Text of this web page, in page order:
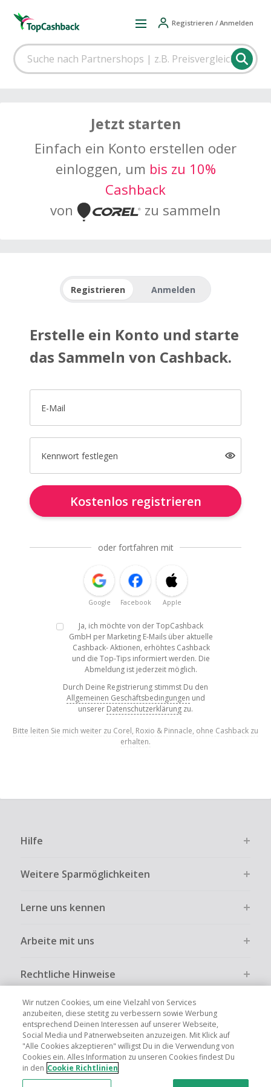
Registrieren / Anmelden
Jetzt starten
Einfach ein Konto erstellen oder
einloggen, um bis zu 10%
Cashback
von
zu sammeln
Registrieren Anmelden
Erstelle ein Konto und starte
das Sammeln von Cashback.
E-Mail
Kennwort festlegen
Kostenlos registrieren
oder fortfahren mit
Google Facebook Apple
Ja, ich möchte von der TopCashback
GmbH per Marketing E-Mails über aktuelle
Cashback- Aktionen, erhöhtes Cashback
und die Top-Tips informiert werden. Die
Abmeldung ist jederzeit möglich.
Durch Deine Registrierung stimmst Du den
Allgemeinen Geschäftsbedingungen und
unserer Datenschutzerklärung zu.
Bitte leiten Sie mich weiter zu Corel, Roxio & Pinnacle, ohne Cashback zu
erhalten.
Hilfe
Weitere Sparmöglichkeiten
Lerne uns kennen
Arbeite mit uns
Rechtliche Hinweise
Globale Websites UK US CN JP FR AU IT
Wir nutzen Cookies, um eine Vielzahl von Services
anzubeiten, diese stetitg zu verbessern sowie Werbung
entsprechend Deinen Interessen auf unserer Webseite,
Social Media und Patnerwebseiten anzuzeigen. Mit Klick auf
"Alle Cookies akzeptieren" willigst Du in die Verwendung von
Cookies ein. Alles Information zu unseren Cookies findest Du
in den Cookie Richtlinien